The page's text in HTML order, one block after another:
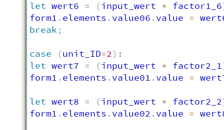
let wert6 = (input_wert * factor1_6
form1 . elements . value06 . value =
break ;
case (unit_ID=2) :
let wert7 = (input_wert * factor2_1
form1 . elements . value01 . value =
let wert8 = (input_wert * factor2_2
form1 . elements . value02 . value =